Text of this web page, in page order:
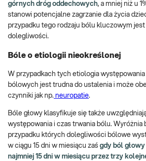
górnych dróg oddechowych, a mniej niż u
stanowi potencjalne zagrzanie dla życia
przypadku tego rodzaju bólu kluczowym
dolegliwości.
Bóle o etiologii nieokreślonej
W przypadkach tych etiologia
bólowych jest trudna do ustalenia i może
czynniki jak np. neuropatie.
Bóle głowy klasyfikuje się także
występowania i czas trwania bólu. Wyróżnia
przypadku których dolegliwości bólowe
w ciągu 15 dni w miesiącu zaś gdy ból
najmniej 15 dni w miesiącu przez trzy